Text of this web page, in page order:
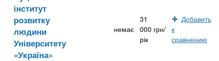
інститут
розвитку
людини
Університету
«Україна»
немає
31
000 грн/
рік
Добавить
к
сравнению